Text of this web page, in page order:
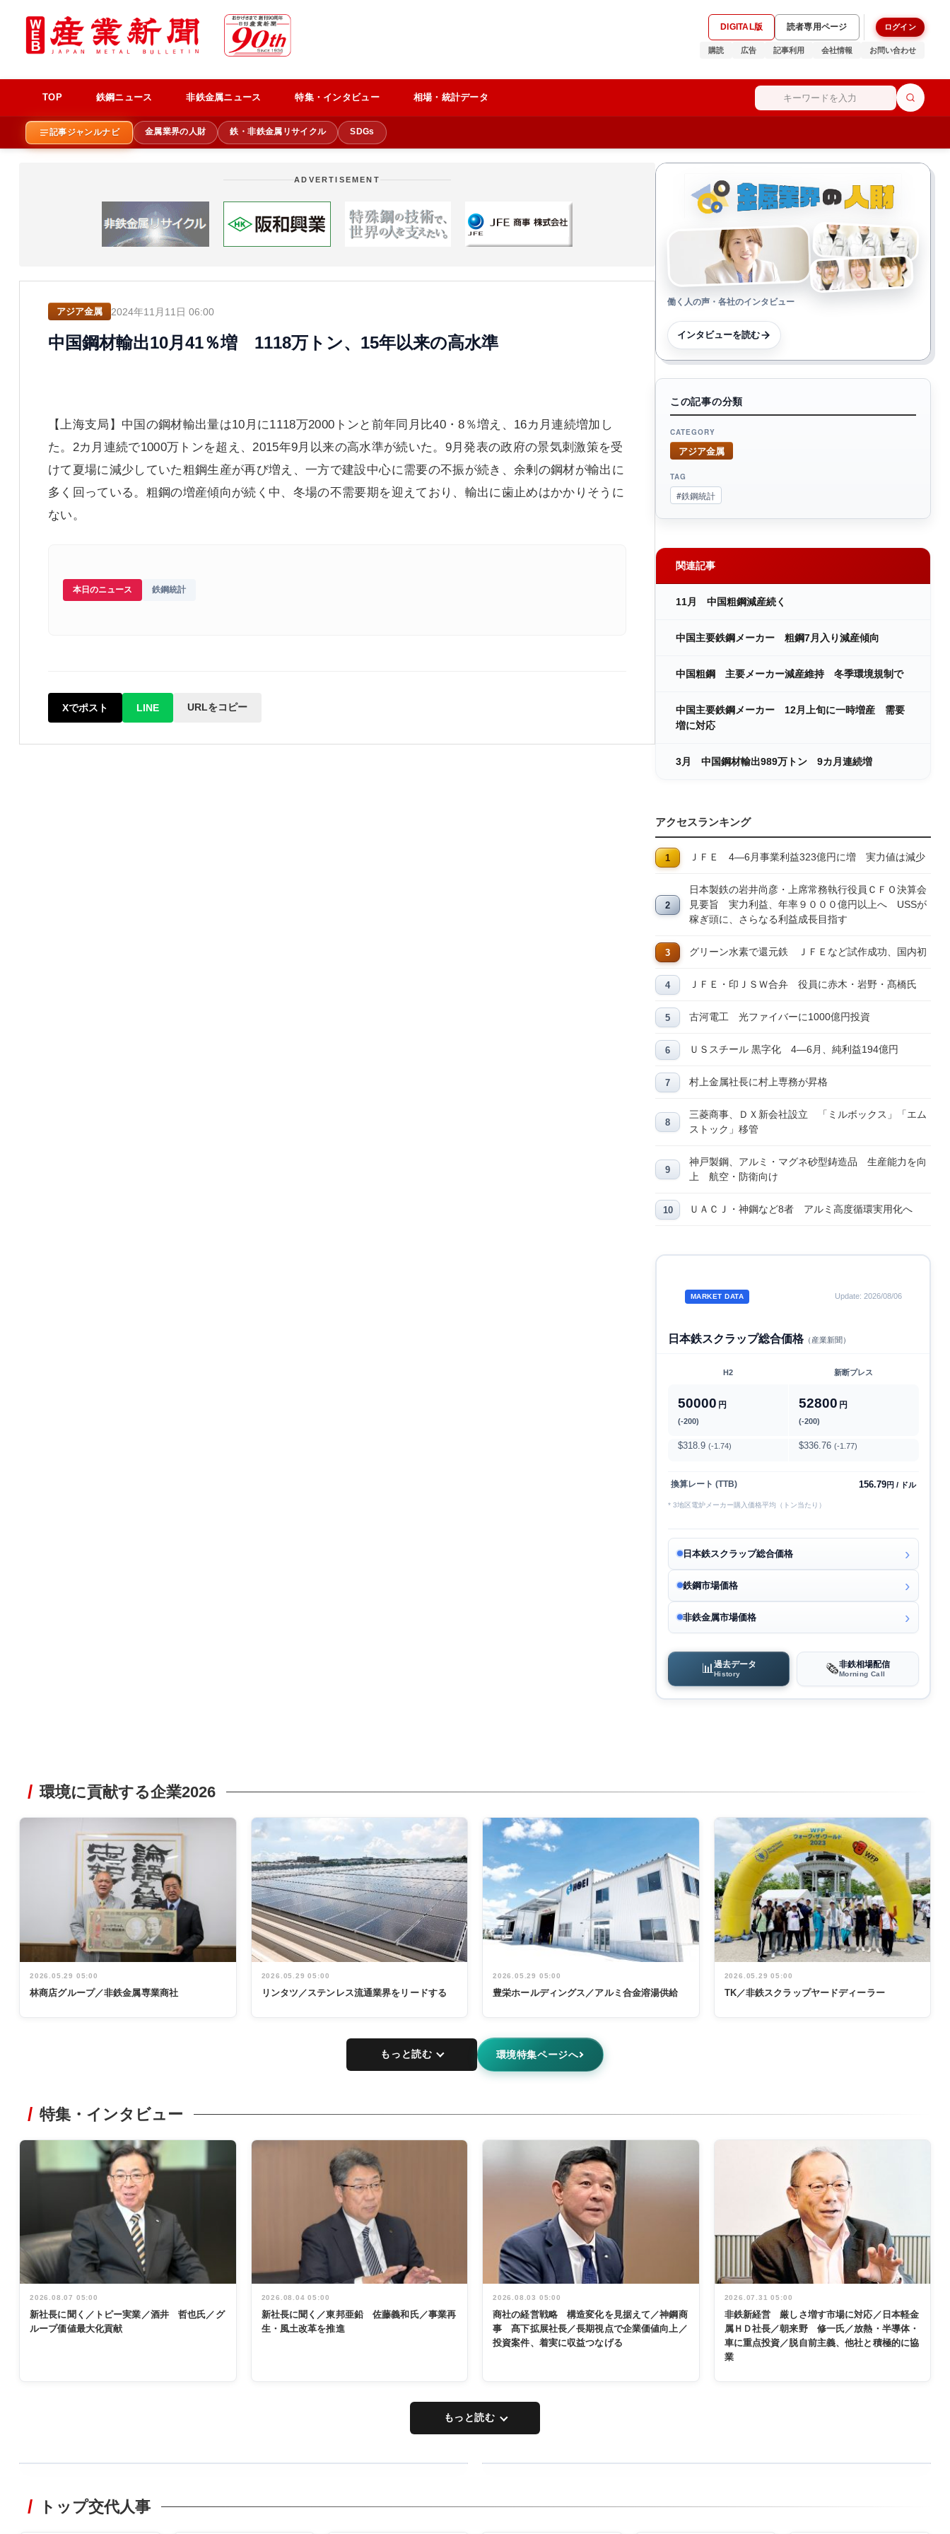
DIGITAL版 読者専用ページ ログイン
購読 広告 記事利用 会社情報 お問い合わせ
TOP 鉄鋼ニュース 非鉄金属ニュース 特集・インタビュー 相場・統計データ
記事ジャンルナビ 金属業界の人財 鉄・非鉄金属リサイクル SDGs
ADVERTISEMENT
アジア金属 2024年11月11日 06:00
中国鋼材輸出10月41％増 1118万トン、15年以来の高水準
【上海支局】中国の鋼材輸出量は10月に1118万2000トンと前年同月比40・8％増え、16カ月連続増加し
た。2カ月連続で1000万トンを超え、2015年9月以来の高水準が続いた。9月発表の政府の景気刺激策を受
けて夏場に減少していた粗鋼生産が再び増え、一方で建設中心に需要の不振が続き、余剰の鋼材が輸出に
多く回っている。粗鋼の増産傾向が続く中、冬場の不需要期を迎えており、輸出に歯止めはかかりそうに
ない。
本日のニュース 鉄鋼統計
Xでポスト LINE URLをコピー
働く人の声・各社のインタビュー
インタビューを読む
この記事の分類
CATEGORY
アジア金属
TAG
#鉄鋼統計
関連記事
11月 中国粗鋼減産続く
中国主要鉄鋼メーカー 粗鋼7月入り減産傾向
中国粗鋼 主要メーカー減産維持 冬季環境規制で
中国主要鉄鋼メーカー 12月上旬に一時増産 需要
増に対応
3月 中国鋼材輸出989万トン 9カ月連続増
アクセスランキング
ＪＦＥ 4―6月事業利益323億円に増 実力値は減少
日本製鉄の岩井尚彦・上席常務執行役員ＣＦＯ決算会
見要旨 実力利益、年率９０００億円以上へ USSが
稼ぎ頭に、さらなる利益成長目指す
グリーン水素で還元鉄 ＪＦＥなど試作成功、国内初
ＪＦＥ・印ＪＳＷ合弁 役員に赤木・岩野・髙橋氏
古河電工 光ファイバーに1000億円投資
ＵＳスチール 黒字化 4―6月、純利益194億円
村上金属社長に村上専務が昇格
三菱商事、ＤＸ新会社設立 「ミルボックス」「エム
ストック」移管
神戸製鋼、アルミ・マグネ砂型鋳造品 生産能力を向
上 航空・防衛向け
ＵＡＣＪ・神鋼など8者 アルミ高度循環実用化へ
MARKET DATA Update: 2026/08/06
日本鉄スクラップ総合価格（産業新聞）
H2 新断プレス
50000 円
(-200)
52800 円
(-200)
$318.9 (-1.74) $336.76 (-1.77)
換算レート (TTB) 156.79円 / ドル
* 3地区電炉メーカー購入価格平均（トン当たり）
日本鉄スクラップ総合価格
鉄鋼市場価格
非鉄金属市場価格
📊 過去データ
History 🗞️非鉄相場配信
Morning Call
環境に貢献する企業2026
2026.05.29 05:00
林商店グループ／非鉄金属専業商社
2026.05.29 05:00
リンタツ／ステンレス流通業界をリードする
2026.05.29 05:00
豊栄ホールディングス／アルミ合金溶湯供給
2026.05.29 05:00
TK／非鉄スクラップヤードディーラー
もっと読む 環境特集ページへ
特集・インタビュー
2026.08.07 05:00
新社長に聞く／トピー実業／酒井 哲也氏／グ
ループ価値最大化貢献
2026.08.04 05:00
新社長に聞く／東邦亜鉛 佐藤義和氏／事業再
生・風土改革を推進
2026.08.03 05:00
商社の経営戦略 構造変化を見据えて／神鋼商
事 髙下拡展社長／長期視点で企業価値向上／
投資案件、着実に収益つなげる
2026.07.31 05:00
非鉄新経営 厳しさ増す市場に対応／日本軽金
属ＨＤ社長／朝来野 修一氏／放熱・半導体・
車に重点投資／脱自前主義、他社と積極的に協
業
もっと読む
非鉄業界で
トップ交代人事